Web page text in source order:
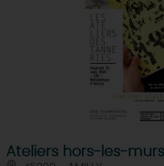
Ateliers hors-les-murs